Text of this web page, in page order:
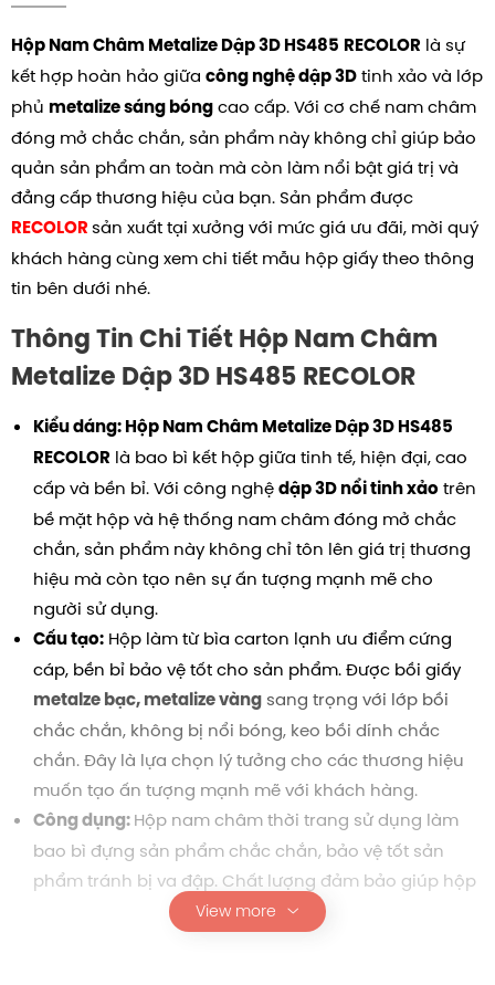
Hộp Nam Châm Metalize Dập 3D HS485 RECOLOR là sự
kết hợp hoàn hảo giữa công nghệ dập 3D tinh xảo và lớp
phủ metalize sáng bóng cao cấp. Với cơ chế nam châm
đóng mở chắc chắn, sản phẩm này không chỉ giúp bảo
quản sản phẩm an toàn mà còn làm nổi bật giá trị và
đẳng cấp thương hiệu của bạn. Sản phẩm được
RECOLOR sản xuất tại xưởng với mức giá ưu đãi, mời quý
khách hàng cùng xem chi tiết mẫu hộp giấy theo thông
tin bên dưới nhé.
Thông Tin Chi Tiết Hộp Nam Châm
Metalize Dập 3D HS485 RECOLOR
Kiểu dáng: Hộp Nam Châm Metalize Dập 3D HS485
RECOLOR là bao bì kết hộp giữa tinh tế, hiện đại, cao
cấp và bền bỉ.Với công nghệ dập 3D nổi tinh xảo trên
bề mặt hộp và hệ thống nam châm đóng mở chắc
chắn, sản phẩm này không chỉ tôn lên giá trị thương
hiệu mà còn tạo nên sự ấn tượng mạnh mẽ cho
người sử dụng.
Cấu tạo: Hộp làm từ bìa carton lạnh ưu điểm cứng
cáp, bền bỉ bảo vệ tốt cho sản phẩm. Được bồi giấy
metalze bạc, metalize vàng sang trọng với lớp bồi
chắc chắn, không bị nổi bóng, keo bồi dính chắc
chắn. Đây là lựa chọn lý tưởng cho các thương hiệu
muốn tạo ấn tượng mạnh mẽ với khách hàng.
Công dụng: Hộp nam châm thời trang sử dụng làm
bao bì đựng sản phẩm chắc chắn, bảo vệ tốt sản
phẩm tránh bị va đập. Chất lượng đảm bảo giúp hộp
giấy mang đến giải pháp bao bì cao cấp cho các
View more